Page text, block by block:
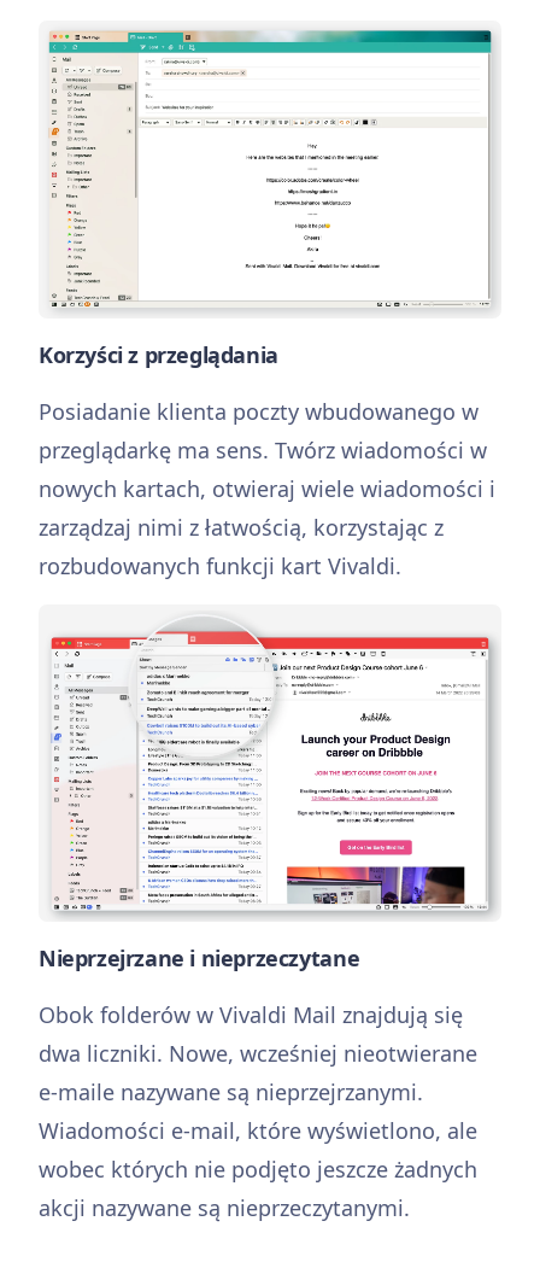
Korzyści z przeglądania
Posiadanie klienta poczty wbudowanego w
przeglądarkę ma sens. Twórz wiadomości w
nowych kartach, otwieraj wiele wiadomości i
zarządzaj nimi z łatwością, korzystając z
rozbudowanych funkcji kart Vivaldi.
Nieprzejrzane i nieprzeczytane
Obok folderów w Vivaldi Mail znajdują się
dwa liczniki. Nowe, wcześniej nieotwierane
e-maile nazywane są nieprzejrzanymi.
Wiadomości e-mail, które wyświetlono, ale
wobec których nie podjęto jeszcze żadnych
akcji nazywane są nieprzeczytanymi.